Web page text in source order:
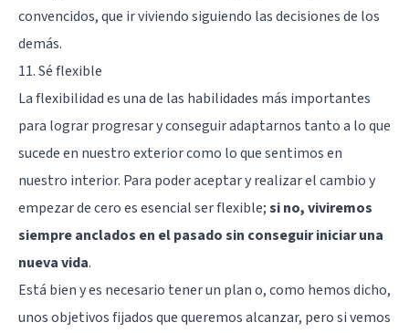
convencidos, que ir viviendo siguiendo las decisiones de los
demás.
11. Sé flexible
La flexibilidad es una de las habilidades más importantes
para lograr progresar y conseguir adaptarnos tanto a lo que
sucede en nuestro exterior como lo que sentimos en
nuestro interior. Para poder aceptar y realizar el cambio y
empezar de cero es esencial ser flexible;si no, viviremos
siempre anclados en el pasado sin conseguir iniciar una
nueva vida.
Está bien y es necesario tener un plan o, como hemos dicho,
unos objetivos fijados que queremos alcanzar, pero si vemos